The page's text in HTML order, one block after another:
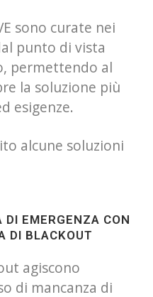
sono curate nei
punto di vista
permettendo al
la soluzione più
esigenze.
alcune soluzioni
EMERGENZA CON
DI BLACKOUT
agiscono
di mancanza di